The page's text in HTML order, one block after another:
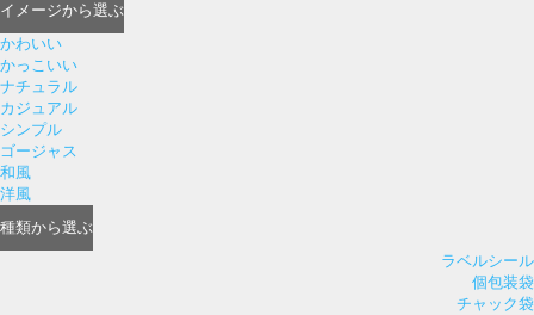
イメージから選ぶ
かわいい
かっこいい
ナチュラル
カジュアル
シンプル
ゴージャス
和風
洋風
種類から選ぶ
ラベルシール
個包装袋
チャック袋